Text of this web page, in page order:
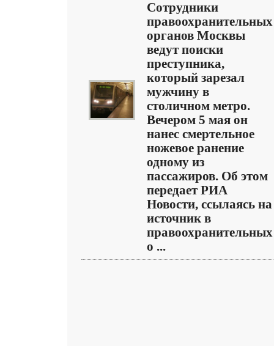
Сотрудники
правоохранительных
органов Москвы
ведут поиски
преступника,
который зарезал
мужчину в
столичном метро.
Вечером 5 мая он
нанес смертельное
ножевое ранение
одному из
пассажиров. Об этом
передает РИА
Новости, ссылаясь на
источник в
правоохранительных
о ...